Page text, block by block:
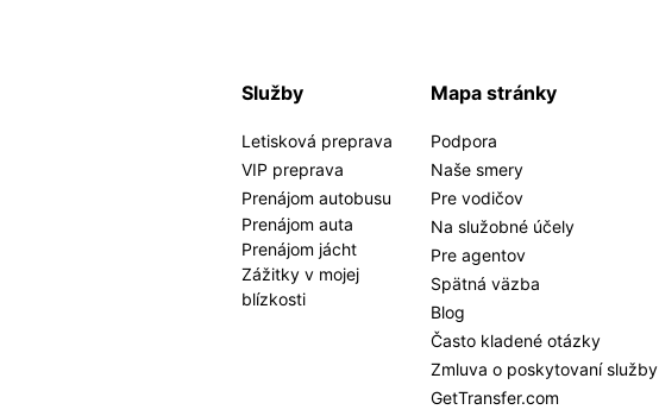
Služby
Letisková preprava
VIP preprava
Prenájom autobusu
Prenájom auta
Prenájom jácht
Zážitky v mojej
blízkosti
Mapa stránky
Podpora
Naše smery
Pre vodičov
Na služobné účely
Pre agentov
Spätná väzba
Blog
Často kladené otázky
Zmluva o poskytovaní služby
GetTransfer.com